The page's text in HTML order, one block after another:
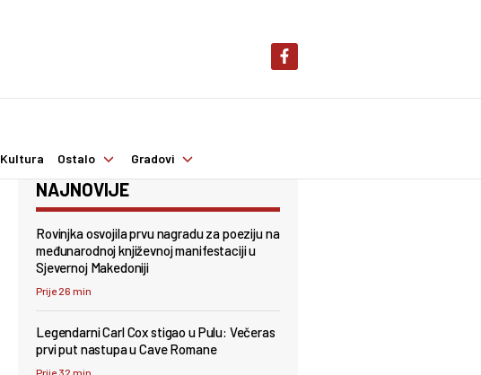
Kultura Ostalo Gradovi
NAJNOVIJE
Rovinjka osvojila prvu nagradu za poeziju na
međunarodnoj književnoj manifestaciji u
Sjevernoj Makedoniji
Prije 26 min
Legendarni Carl Cox stigao u Pulu: Večeras
prvi put nastupa u Cave Romane
Prije 32 min